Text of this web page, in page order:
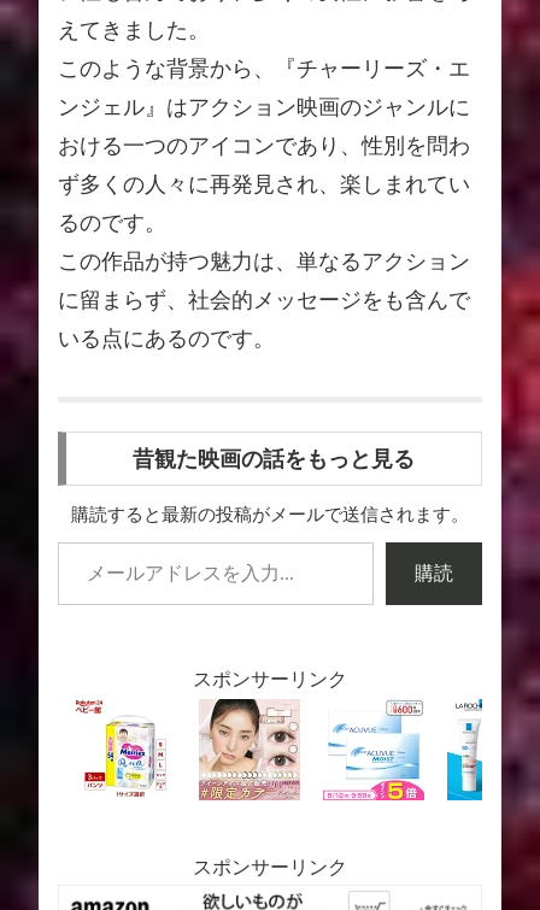
えてきました。
このような背景から、『チャーリーズ・エ
ンジェル』はアクション映画のジャンルに
おける一つのアイコンであり、性別を問わ
ず多くの人々に再発見され、楽しまれてい
るのです。
この作品が持つ魅力は、単なるアクション
に留まらず、社会的メッセージをも含んで
いる点にあるのです。
昔観た映画の話をもっと見る
購読すると最新の投稿がメールで送信されます。
購読
スポンサーリンク
スポンサーリンク